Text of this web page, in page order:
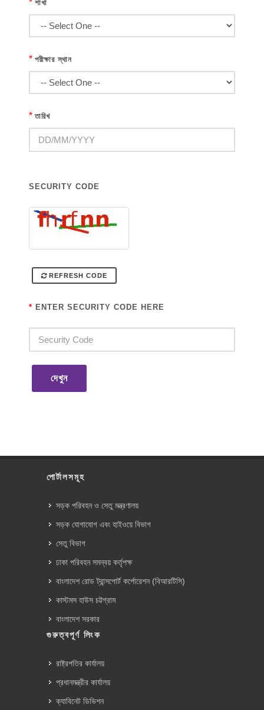
* শাখা
* পরীক্ষার স্থান
* তারিখ
SECURITY CODE
REFRESH CODE
* ENTER SECURITY CODE HERE
দেখুন
পোর্টালসমূহ
সড়ক পরিবহন ও সেতু মন্ত্রণালয়
সড়ক যোগাযোগ এবং হাইওয়ে বিভাগ
সেতু বিভাগ
ঢাকা পরিবহন সমন্বয় কর্তৃপক্ষ
বাংলাদেশ রোড ট্রান্সপোর্ট কর্পোরেশন (বিআরটিসি)
কাস্টমস হাউস চট্টগ্রাম
বাংলাদেশ সরকার
গুরুত্বপূর্ণ লিংক
রাষ্ট্রপতির কার্যালয়
প্রধানমন্ত্রীর কার্যালয়
ক্যাবিনেট ডিভিশন